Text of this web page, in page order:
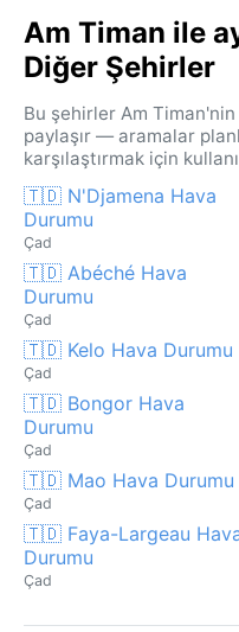
Am Timan ile
Diğer Şehirler
Bu şehirler Am
paylaşır — aramalar
karşılaştırmak için
🇹🇩 N'Djamena Hava
Durumu
Çad
🇹🇩 Abéché Hava
Durumu
Çad
🇹🇩 Kelo Hava Durumu
Çad
🇹🇩 Bongor Hava
Durumu
Çad
🇹🇩 Mao Hava Durumu
Çad
🇹🇩 Faya-Largeau
Durumu
Çad